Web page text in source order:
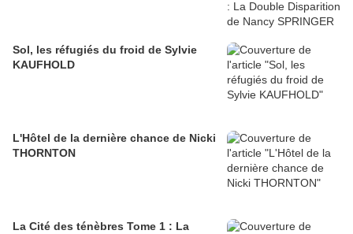
Sol, les réfugiés du froid de Sylvie
KAUFHOLD
L'Hôtel de la dernière chance de Nicki
THORNTON
La Cité des ténèbres Tome 1 : La